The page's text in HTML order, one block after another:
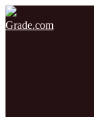
Grade.com